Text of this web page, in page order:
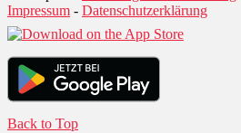
Impressum - Datenschutzerklärung
Back to Top